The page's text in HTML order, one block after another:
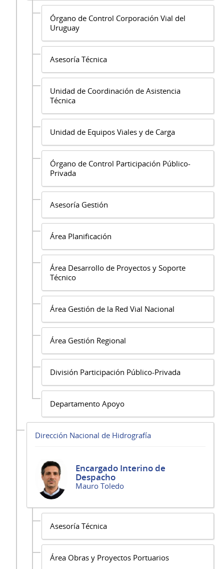
Órgano de Control Corporación Vial del
Uruguay
Asesoría Técnica
Unidad de Coordinación de Asistencia
Técnica
Unidad de Equipos Viales y de Carga
Órgano de Control Participación Público-
Privada
Asesoría Gestión
Área Planificación
Área Desarrollo de Proyectos y Soporte
Técnico
Área Gestión de la Red Vial Nacional
Área Gestión Regional
División Participación Público-Privada
Departamento Apoyo
Dirección Nacional de Hidrografía
Encargado Interino de
Despacho
Mauro Toledo
Asesoría Técnica
Área Obras y Proyectos Portuarios